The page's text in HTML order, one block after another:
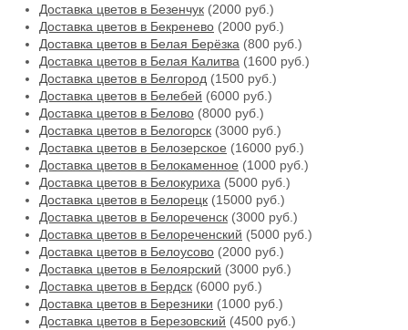
Доставка цветов в Безенчук (2000 руб.)
Доставка цветов в Бекренево (2000 руб.)
Доставка цветов в Белая Берёзка (800 руб.)
Доставка цветов в Белая Калитва (1600 руб.)
Доставка цветов в Белгород (1500 руб.)
Доставка цветов в Белебей (6000 руб.)
Доставка цветов в Белово (8000 руб.)
Доставка цветов в Белогорск (3000 руб.)
Доставка цветов в Белозерское (16000 руб.)
Доставка цветов в Белокаменное (1000 руб.)
Доставка цветов в Белокуриха (5000 руб.)
Доставка цветов в Белорецк (15000 руб.)
Доставка цветов в Белореченск (3000 руб.)
Доставка цветов в Белореченский (5000 руб.)
Доставка цветов в Белоусово (2000 руб.)
Доставка цветов в Белоярский (3000 руб.)
Доставка цветов в Бердск (6000 руб.)
Доставка цветов в Березники (1000 руб.)
Доставка цветов в Березовский (4500 руб.)